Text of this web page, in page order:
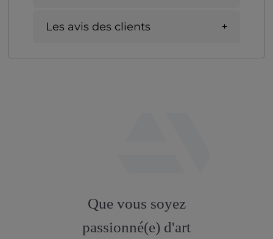
Les avis des clients
artstation
Que vous soyez
passionné(e) d'art